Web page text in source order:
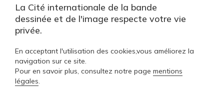
Musée de la bande
dessinée
La Cité internationale de la bande
dessinée et de l'image respecte votre vie
privée.
En acceptant l'utilisation des cookies,vous améliorez la
navigation sur ce site.
Pour en savoir plus, consultez notre page mentions
légales.